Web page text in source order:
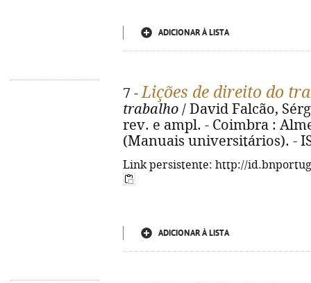
ADICIONAR À LISTA
7 -Lições de direito do
trabalho / David Falcão,
rev. e ampl. - Coimbra :
(Manuais universitários). -
Link persistente: http://
ADICIONAR À LISTA